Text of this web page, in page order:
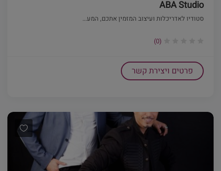
ABA Studio
סטודיו לאדריכלות ועיצוב המזמין אתכם, המע...
(0)
פרטים ויצירת קשר